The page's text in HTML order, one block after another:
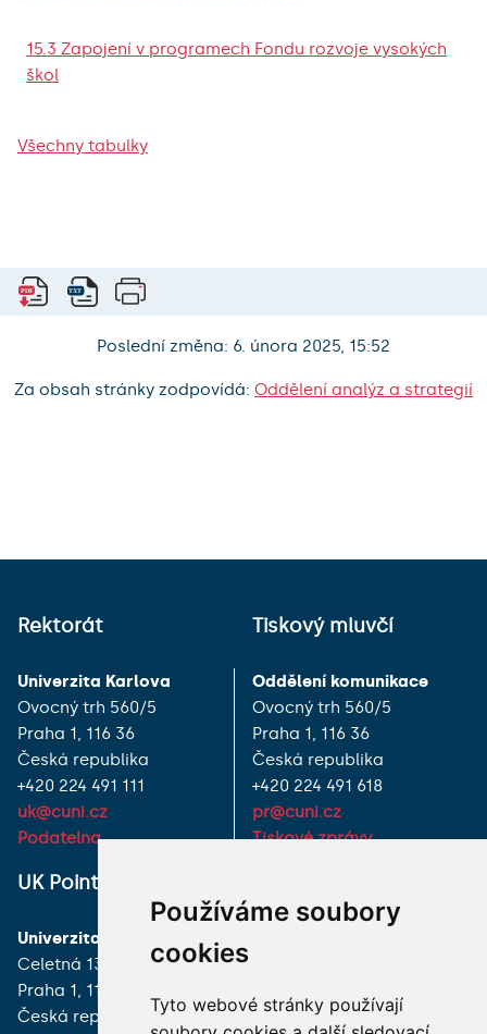
Používáme soubory
cookies
Tyto webové stránky používají
15.3 Zapojení v programech Fondu rozvoje vysokých
škol
Všechny tabulky
Poslední změna: 6. února 2025, 15:52
Za obsah stránky zodpovídá: Oddělení analýz a strategií
Rektorát
Univerzita Karlova
Ovocný trh 560/5
Praha 1, 116 36
Česká republika
+420 224 491 111
uk@cuni.cz
Podatelna
Tiskový mluvčí
Oddělení komunikace
Ovocný trh 560/5
Praha 1, 116 36
Česká republika
+420 224 491 618
pr@cuni.cz
Tiskové zprávy
UK Point
Univerzita Karlova
Celetná 13
Praha 1, 116 36
Česká republika
JAK K NÁM?